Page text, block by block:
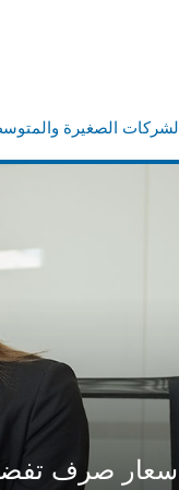
عفواً، لا يوجد أي شيء
عذراً، لقد حدث خطأ
الصغيرة
صرف